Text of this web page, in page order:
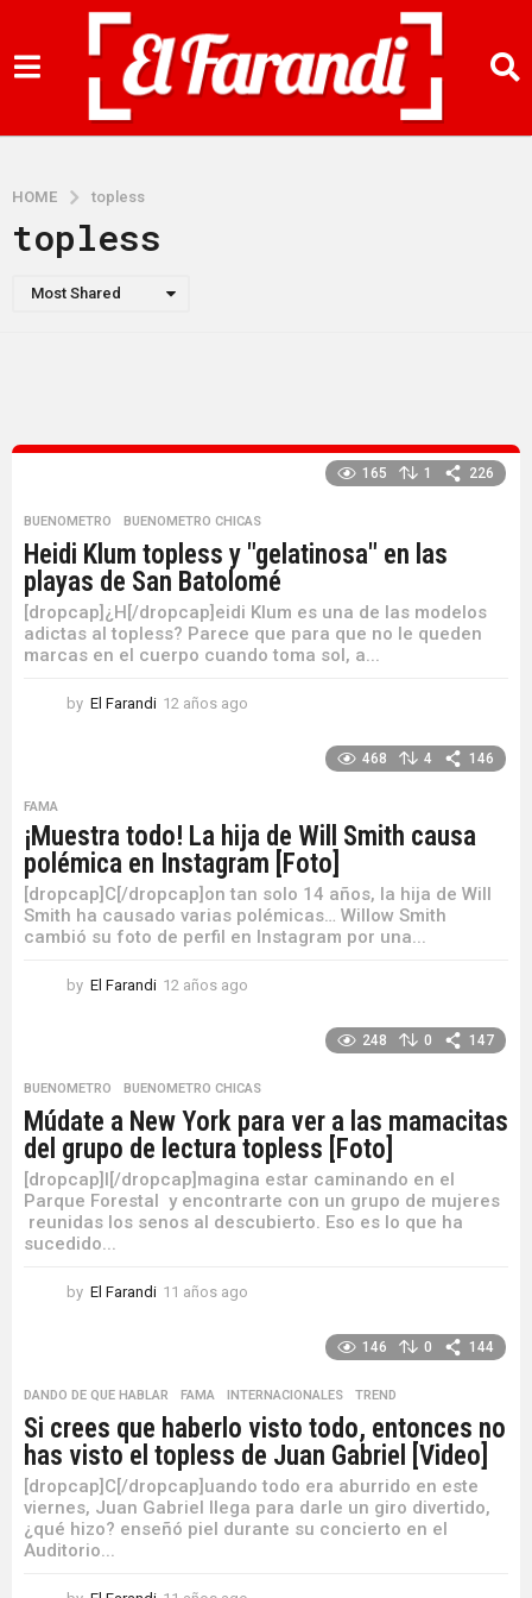
HOME topless
topless
Most Shared
165 1 226
BUENOMETRO ,BUENOMETRO CHICAS
Heidi Klum topless y "gelatinosa" en las
playas de San Batolomé
[dropcap]¿H[/dropcap]eidi Klum es una de las modelos
adictas al topless? Parece que para que no le queden
marcas en el cuerpo cuando toma sol, a...
by El Farandi 12 años ago
a
g
468 4 146
FAMA
¡Muestra todo! La hija de Will Smith causa
polémica en Instagram [Foto]
[dropcap]C[/dropcap]on tan solo 14 años, la hija de Will
Smith ha causado varias polémicas… Willow Smith
cambió su foto de perfil en Instagram por una...
by El Farandi 12 años ago
s
a
g
248 0 147
BUENOMETRO ,BUENOMETRO CHICAS
Múdate a New York para ver a las mamacitas
del grupo de lectura topless [Foto]
[dropcap]I[/dropcap]magina estar caminando en el
Parque Forestal y encontrarte con un grupo de mujeres
reunidas los senos al descubierto. Eso es lo que ha
sucedido...
by El Farandi 11 años ago
s
a
g
146 0 144
DANDO DE QUE HABLAR ,FAMA INTERNACIONALES ,TREND
Si crees que haberlo visto todo, entonces no
has visto el topless de Juan Gabriel [Video]
[dropcap]C[/dropcap]uando todo era aburrido en este
viernes, Juan Gabriel llega para darle un giro divertido,
¿qué hizo? enseñó piel durante su concierto en el
Auditorio...